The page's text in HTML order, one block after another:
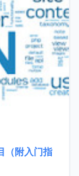
（附入门指